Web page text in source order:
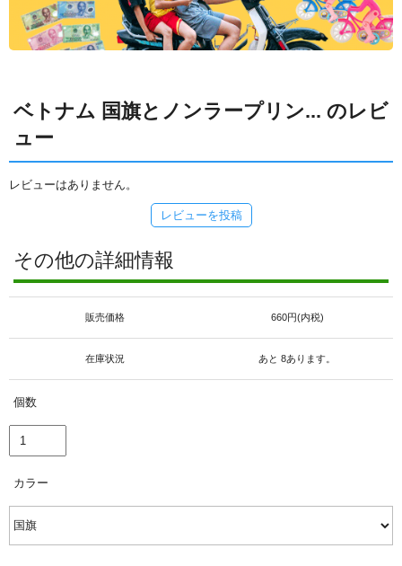
ベトナム 国旗とノンラープリン... のレビ
ュー
レビューはありません。
レビューを投稿
その他の詳細情報
販売価格 660円(内税)
在庫状況 あと 8あります。
個数
カラー